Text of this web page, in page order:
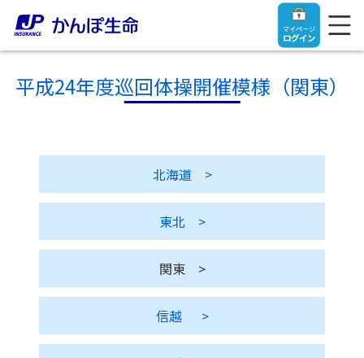
マイページ
ログイン
ご契約者さま
ご契約者さま
マイページログイン
入院保険金・手術保険金のご請求
保険をご検討中のお客さま
保険をご検討中のお客さま
法人のお客さま
【まずはご相談ください】企業経営でお悩みの方はこ
お役立ち情報
平成24年度巡回体操開催模様（関東）
北海道 >
東北 >
関東 >
信越 >